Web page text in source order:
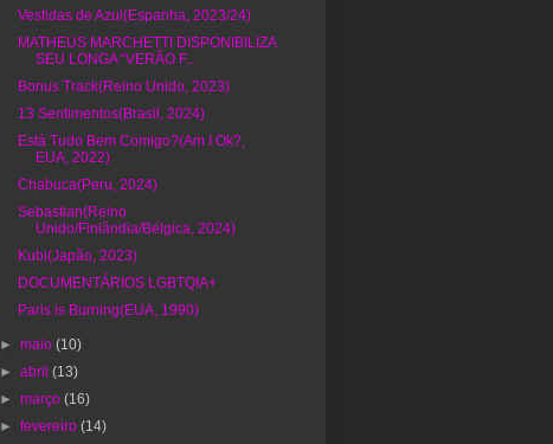
Vestidas de Azul(Espanha, 2023/24)
MATHEUS MARCHETTI DISPONIBILIZA
SEU LONGA “VERÃO F...
Bonus Track(Reino Unido, 2023)
13 Sentimentos(Brasil, 2024)
Está Tudo Bem Comigo?(Am I Ok?,
EUA, 2022)
Chabuca(Peru, 2024)
Sebastian(Reino
Unido/Finlândia/Bélgica, 2024)
Kubi(Japão, 2023)
DOCUMENTÁRIOS LGBTQIA+
Paris is Burning(EUA, 1990)
►maio(10)
►abril(13)
►março(16)
►fevereiro(14)